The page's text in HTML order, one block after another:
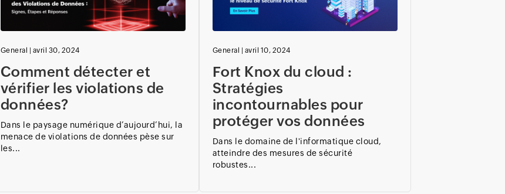
General avril 30, 2024
Comment détecter et
vérifier les violations de
données?
Dans le paysage numérique d’aujourd’hui, la
menace de violations de données pèse sur
les...
General avril 10, 2024
Fort Knox du cloud :
Stratégies
incontournables pour
protéger vos données
Dans le domaine de l'informatique cloud,
atteindre des mesures de sécurité
robustes...